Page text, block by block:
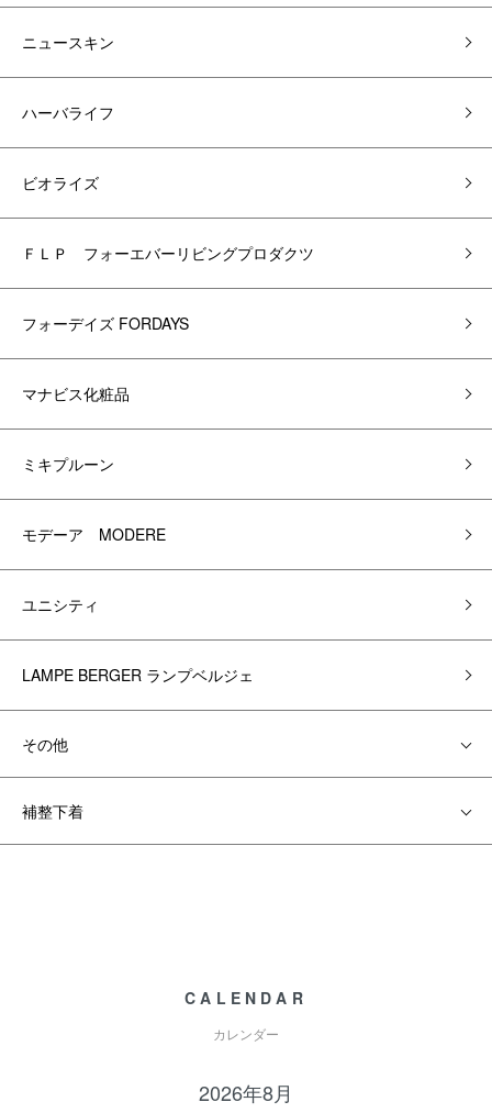
ニュースキン
ハーバライフ
ビオライズ
ＦＬＰ フォーエバーリビングプロダクツ
フォーデイズ FORDAYS
マナビス化粧品
ミキプルーン
モデーア MODERE
ユニシティ
LAMPE BERGER ランプベルジェ
その他
補整下着
CALENDAR
カレンダー
2026年8月